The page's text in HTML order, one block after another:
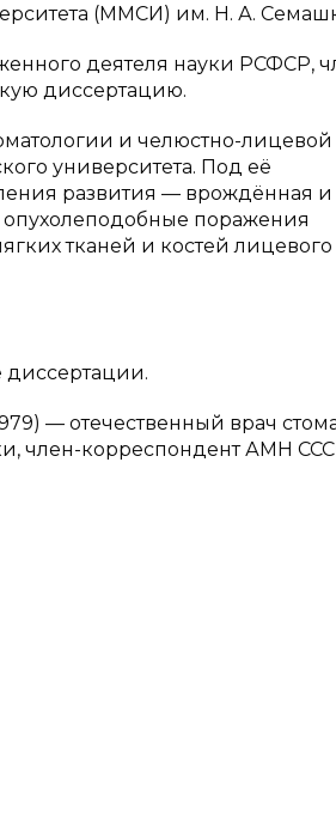
(ММСИ) им. Н. А.
деятеля науки РСФСР,
диссертацию.
и челюстно-лицевой
университета. Под её
развития — врождённая и
опухолеподобные поражения
тканей и костей лицевого
— отечественный врач
член-корреспондент АМН